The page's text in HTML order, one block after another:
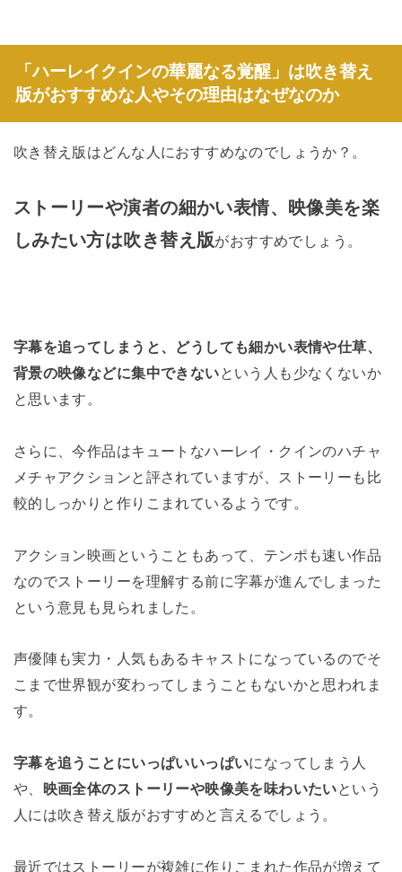
「ハーレイクインの華麗なる覚醒」は吹き替え
版がおすすめな人やその理由はなぜなのか
吹き替え版はどんな人におすすめなのでしょうか？。
ストーリーや演者の細かい表情、映像美を楽
しみたい方は吹き替え版がおすすめでしょう。
字幕を追ってしまうと、どうしても細かい表情や仕草、
背景の映像などに集中できないという人も少なくないか
と思います。
さらに、今作品はキュートなハーレイ・クインのハチャ
メチャアクションと評されていますが、ストーリーも比
較的しっかりと作りこまれているようです。
アクション映画ということもあって、テンポも速い作品
なのでストーリーを理解する前に字幕が進んでしまった
という意見も見られました。
声優陣も実力・人気もあるキャストになっているのでそ
こまで世界観が変わってしまうこともないかと思われま
す。
字幕を追うことにいっぱいいっぱいになってしまう人
や、 映画全体のストーリーや映像美を味わいたいという
人には吹き替え版がおすすめと言えるでしょう。
最近ではストーリーが複雑に作りこまれた作品が増えて